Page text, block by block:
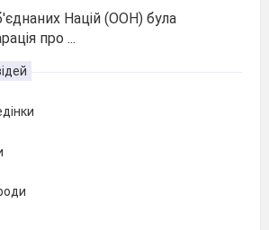
Націй (ООН) була
про ...